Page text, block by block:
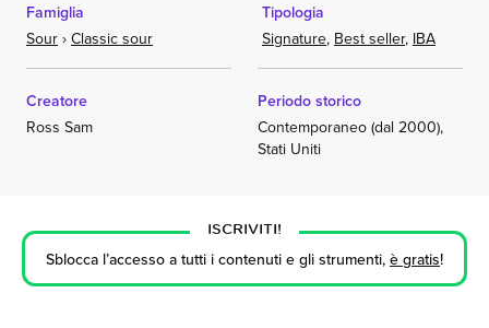
Famiglia
Sour›Classic sour
Tipologia
Signature, Best seller, IBA
Creatore
Ross Sam
Periodo storico
Contemporaneo (dal 2000),
Stati Uniti
ISCRIVITI!
Sblocca l’accesso a tutti i contenuti e gli strumenti,è gratis!